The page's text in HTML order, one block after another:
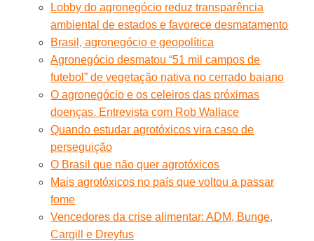
Lobby do agronegócio reduz transparência
ambiental de estados e favorece desmatamento
Brasil, agronegócio e geopolítica
Agronegócio desmatou “51 mil campos de
futebol” de vegetação nativa no cerrado baiano
O agronegócio e os celeiros das próximas
doenças. Entrevista com Rob Wallace
Quando estudar agrotóxicos vira caso de
perseguição
O Brasil que não quer agrotóxicos
Mais agrotóxicos no país que voltou a passar
fome
Vencedores da crise alimentar: ADM, Bunge,
Cargill e Dreyfus